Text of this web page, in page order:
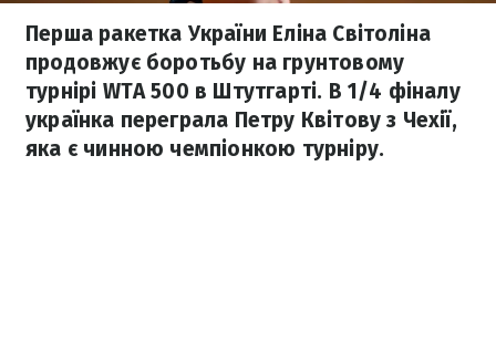
Перша ракетка України Еліна Світоліна
продовжує боротьбу на грунтовому
турнірі WTA 500 в Штутгарті. В 1/4 фіналу
українка переграла Петру Квітову з Чехії,
яка є чинною чемпіонкою турніру.